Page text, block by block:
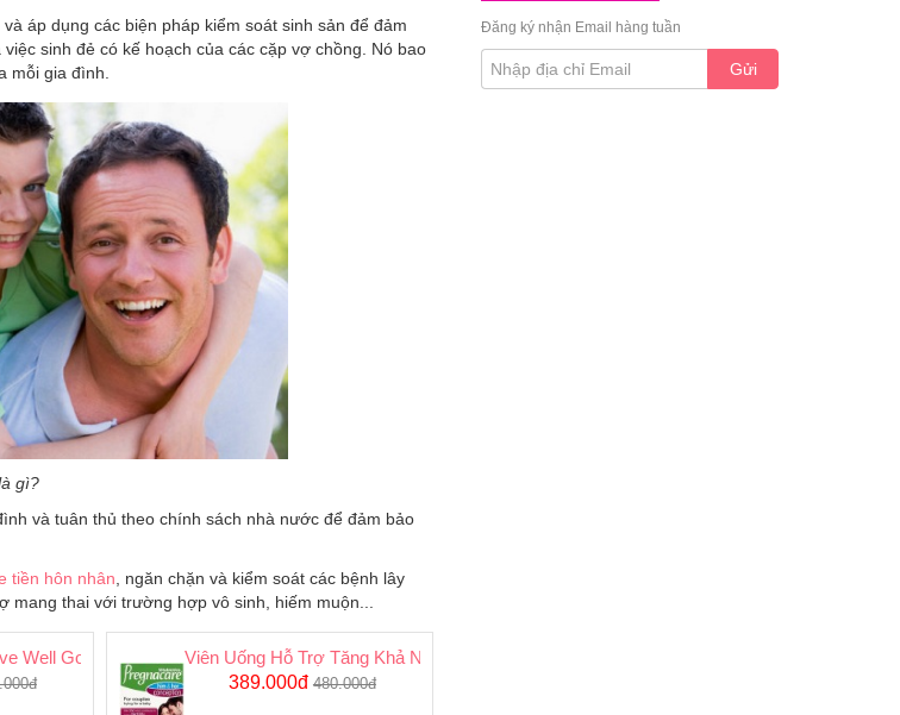
áp dụng các biện pháp kiểm soát sinh sản để đảm
sinh đẻ có kế hoạch của các cặp vợ chồng. Nó bao
mỗi gia đình.
gì?
và tuân thủ theo chính sách nhà nước để đảm bảo
tiền hôn nhân , ngăn chặn và kiểm soát các bệnh lây
thai với trường hợp vô sinh, hiếm muộn...
Well Gold - Viên Uống Hỗ Trợ Tăng Khả Năng Thụ Thai Của Úc
Viên Uống Hỗ Trợ Tăng Khả Năng Thụ Thai Pregnacare Him And Her Conception
389.000đ 480.000đ
Đăng ký nhận Email hàng tuần
Gửi